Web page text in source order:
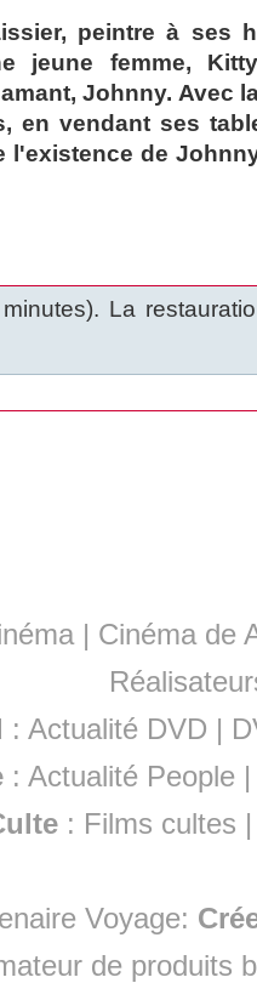
peintre à ses
jeune femme,
Johnny. Avec
en vendant ses
l'existence de
La
| Cinéma de
: Actualité DVD |
:Actualité People
: Films cultes
Voyage:
de produits